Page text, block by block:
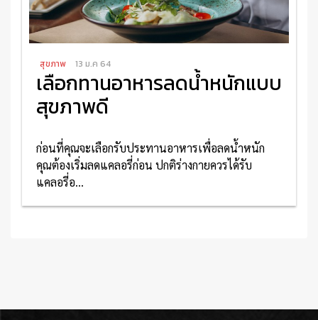
สุขภาพ 13 ม.ค 64
เลือกทานอาหารลดน้ำหนักแบบ
สุขภาพดี
ก่อนที่คุณจะเลือกรับประทานอาหารเพื่อลดน้ำหนัก
คุณต้องเริ่มลดแคลอรี่ก่อน ปกติร่างกายควรได้รับ
แคลอรี่อ...